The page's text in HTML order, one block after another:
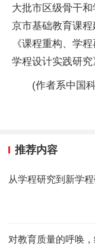
大批市区级骨干
京市基础教育课
《课程重构、学
学程设计实践研究
(作者系中国
推荐内容
从学程研究到新学
对教育质量的呼唤